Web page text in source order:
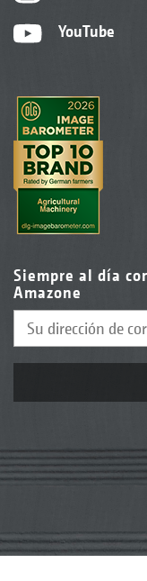
YouTube
Siempre al día
Amazone